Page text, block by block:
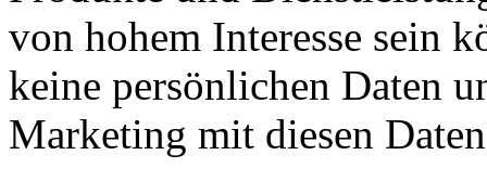
von hohem Interesse sein
keine persönlichen Daten
Marketing mit diesen